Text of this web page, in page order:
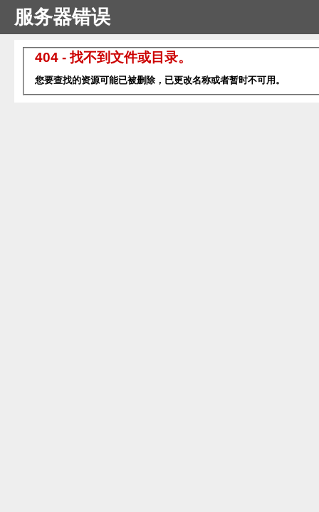
服务器错误
404 - 找不到文件或目录。
您要查找的资源可能已被删除，已更改名称或者暂时不可用。